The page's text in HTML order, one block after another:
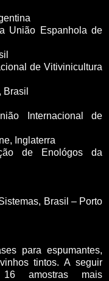
União Espanhola de
de Vitivinicultura
Internacional de
Inglaterra
de Enológos da
Brasil – Porto
para espumantes,
tintos. A seguir
amostras mais